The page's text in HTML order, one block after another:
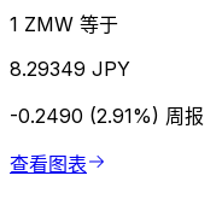
1 ZMW 等于
8.29349 JPY
-0.2490 (2.91%) 周报
查看图表